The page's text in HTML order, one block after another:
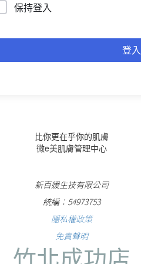
保持登入
登入
比你更在乎你的肌膚
微e美肌膚管理中心
新百媛生技有限公司
統編：54973753
隱私權政策
免責聲明
竹北成功店